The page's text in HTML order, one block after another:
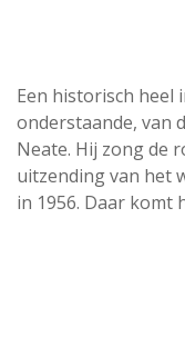
Een historisch heel
onderstaande, van
Neate. Hij zong de
uitzending van het
in 1956. Daar komt